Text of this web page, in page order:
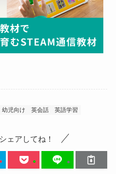
幼児向け 英会話 英語学習
ェアしてね！